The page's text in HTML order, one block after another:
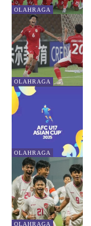
OLAHRAGA
OLAHRAGA
OLAHRAGA
OLAHRAGA